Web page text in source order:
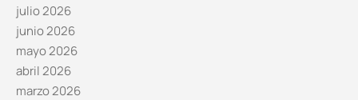
julio 2026
junio 2026
mayo 2026
abril 2026
marzo 2026